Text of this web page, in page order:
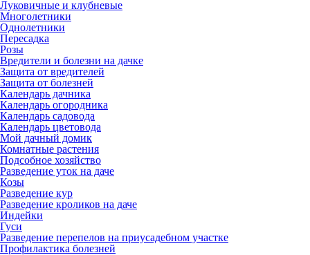
Луковичные и клубневые
Многолетники
Однолетники
Пересадка
Розы
Вредители и болезни на дачке
Защита от вредителей
Защита от болезней
Календарь дачника
Календарь огородника
Календарь садовода
Календарь цветовода
Мой дачный домик
Комнатные растения
Подсобное хозяйство
Разведение уток на даче
Козы
Разведение кур
Разведение кроликов на даче
Индейки
Гуси
Разведение перепелов на приусадебном участке
Профилактика болезней